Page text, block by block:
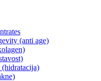
(anti age)